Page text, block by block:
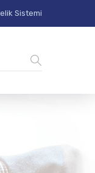
Sistemi